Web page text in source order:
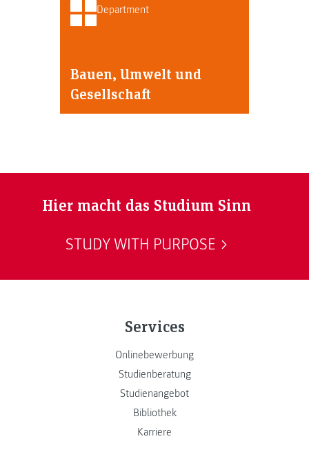
Department
Bauen, Umwelt und
Gesellschaft
Hier macht das Studium Sinn
STUDY WITH PURPOSE
Services
Onlinebewerbung
Studienberatung
Studienangebot
Bibliothek
Karriere